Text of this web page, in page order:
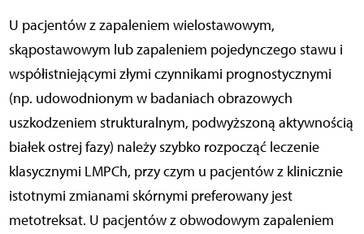
U pacjentów z zapaleniem wielostawowym,
skąpostawowym lub zapaleniem pojedynczego stawu i
współistniejącymi złymi czynnikami prognostycznymi
(np. udowodnionym w badaniach obrazowych
uszkodzeniem strukturalnym, podwyższoną aktywnością
białek ostrej fazy) należy szybko rozpocząć leczenie
klasycznymi LMPCh, przy czym u pacjentów z klinicznie
istotnymi zmianami skórnymi preferowany jest
metotreksat. U pacjentów z obwodowym zapaleniem